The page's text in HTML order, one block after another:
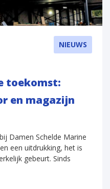
NIEUWS
toekomst:
en magazijn
Damen Schelde Marine
een uitdrukking, het is
gebeurt. Sinds